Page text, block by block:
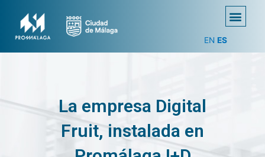
EN ES
La empresa Digital
Fruit, instalada en